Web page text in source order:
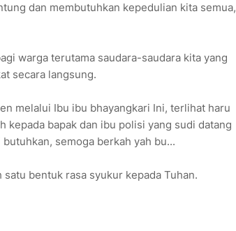
dan membutuhkan kepedulian kita semua,
warga terutama saudara-saudara kita yang
secara langsung.
melalui Ibu ibu bhayangkari Ini, terlihat haru
kepada bapak dan ibu polisi yang sudi datang
semoga berkah yah bu...
bentuk rasa syukur kepada Tuhan.